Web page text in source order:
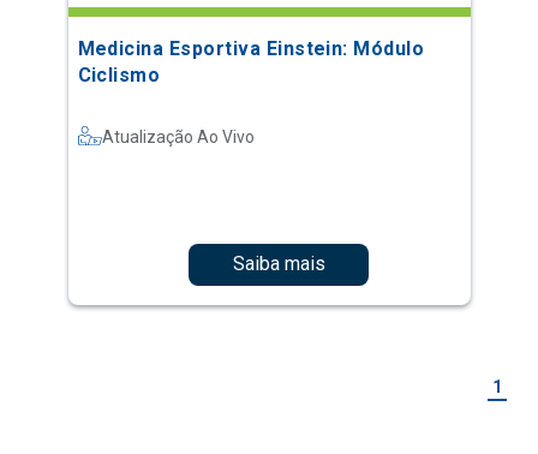
Medicina Esportiva Einstein: Módulo
Ciclismo
Atualização Ao Vivo
Saiba mais
1